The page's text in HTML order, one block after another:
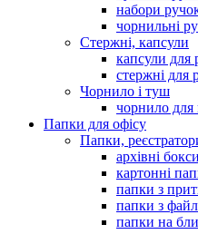
набори
чорнильні
Стержні, капсули
капсули для
стержні для
Чорнило і туш
чорнило для
Папки для офісу
Папки,
архівні бокси
картонні
папки з
папки з
папки на